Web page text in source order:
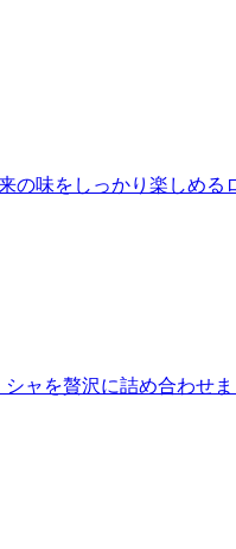
の味をしっかり楽しめる
ャを贅沢に詰め合わせ